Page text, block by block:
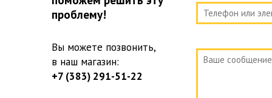
проблему!
Вы можете позвонить,
в наш магазин:
+7 (383) 291-51-22